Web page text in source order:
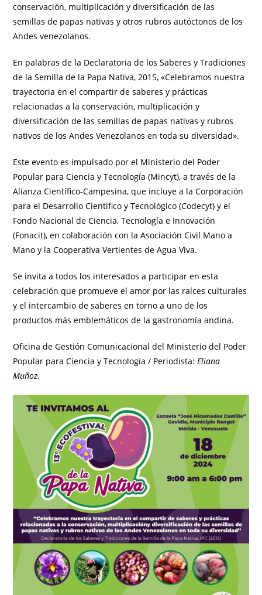
conservación, multiplicación y diversificación de las
semillas de papas nativas y otros rubros autóctonos de los
Andes venezolanos.
En palabras de la Declaratoria de los Saberes y Tradiciones
de la Semilla de la Papa Nativa, 2015, «Celebramos nuestra
trayectoria en el compartir de saberes y prácticas
relacionadas a la conservación, multiplicación y
diversificación de las semillas de papas nativas y rubros
nativos de los Andes Venezolanos en toda su diversidad».
Este evento es impulsado por el Ministerio del Poder
Popular para Ciencia y Tecnología (Mincyt), a través de la
Alianza Científico-Campesina, que incluye a la Corporación
para el Desarrollo Científico y Tecnológico (Codecyt) y el
Fondo Nacional de Ciencia, Tecnología e Innovación
(Fonacit), en colaboración con la Asociación Civil Mano a
Mano y la Cooperativa Vertientes de Agua Viva.
Se invita a todos los interesados a participar en esta
celebración que promueve el amor por las raíces culturales
y el intercambio de saberes en torno a uno de los
productos más emblemáticos de la gastronomía andina.
Oficina de Gestión Comunicacional del Ministerio del Poder
Popular para Ciencia y Tecnología / Periodista:Eliana
Muñoz.